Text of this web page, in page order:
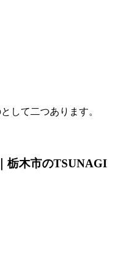
して二つあります。
栃木市のTSUNAGI